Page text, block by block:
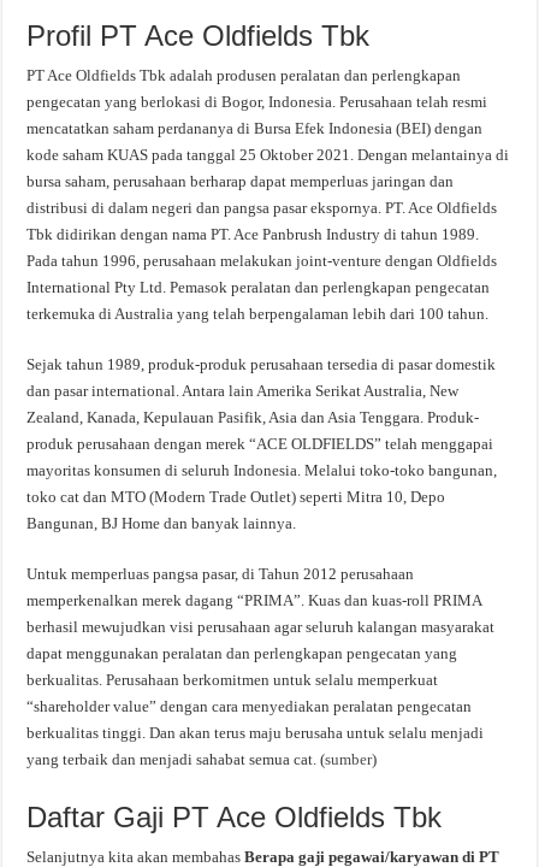
Profil PT Ace Oldfields Tbk
PT Ace Oldfields Tbk adalah produsen peralatan dan perlengkapan
pengecatan yang berlokasi di Bogor, Indonesia. Perusahaan telah resmi
mencatatkan saham perdananya di Bursa Efek Indonesia (BEI) dengan
kode saham KUAS pada tanggal 25 Oktober 2021. Dengan melantainya di
bursa saham, perusahaan berharap dapat memperluas jaringan dan
distribusi di dalam negeri dan pangsa pasar ekspornya. PT. Ace Oldfields
Tbk didirikan dengan nama PT. Ace Panbrush Industry di tahun 1989.
Pada tahun 1996, perusahaan melakukan joint-venture dengan Oldfields
International Pty Ltd. Pemasok peralatan dan perlengkapan pengecatan
terkemuka di Australia yang telah berpengalaman lebih dari 100 tahun.
Sejak tahun 1989, produk-produk perusahaan tersedia di pasar domestik
dan pasar international. Antara lain Amerika Serikat Australia, New
Zealand, Kanada, Kepulauan Pasifik, Asia dan Asia Tenggara. Produk-
produk perusahaan dengan merek “ACE OLDFIELDS” telah menggapai
mayoritas konsumen di seluruh Indonesia. Melalui toko-toko bangunan,
toko cat dan MTO (Modern Trade Outlet) seperti Mitra 10, Depo
Bangunan, BJ Home dan banyak lainnya.
Untuk memperluas pangsa pasar, di Tahun 2012 perusahaan
memperkenalkan merek dagang “PRIMA”. Kuas dan kuas-roll PRIMA
berhasil mewujudkan visi perusahaan agar seluruh kalangan masyarakat
dapat menggunakan peralatan dan perlengkapan pengecatan yang
berkualitas. Perusahaan berkomitmen untuk selalu memperkuat
“shareholder value” dengan cara menyediakan peralatan pengecatan
berkualitas tinggi. Dan akan terus maju berusaha untuk selalu menjadi
yang terbaik dan menjadi sahabat semua cat. (sumber)
Daftar Gaji PT Ace Oldfields Tbk
Selanjutnya kita akan membahasBerapa gaji pegawai/karyawan di PT